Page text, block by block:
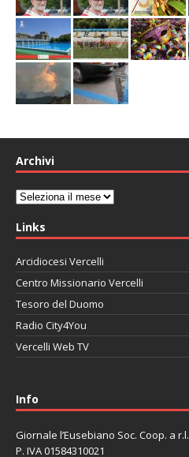
Archivi
Archivi
Links
Arcidiocesi Vercelli
Centro Missionario Vercelli
Tesoro del Duomo
Radio City4You
Vercelli Web TV
Info
Giornale l’Eusebiano Soc. Coop. a r.l.
P. IVA 01584310021